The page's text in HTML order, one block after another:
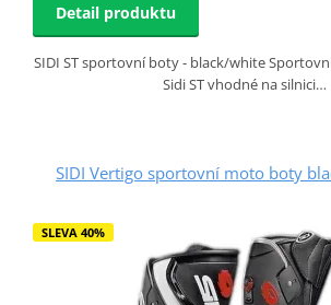
Detail produktu
SIDI ST sportovní boty - black/white
Sidi ST vhodné na silnici…
SIDI Vertigo sportovní moto boty
SLEVA 40%